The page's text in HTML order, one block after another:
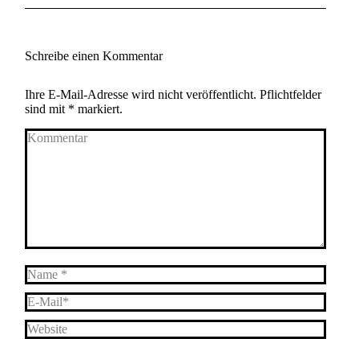
Schreibe einen Kommentar
Ihre E-Mail-Adresse wird nicht veröffentlicht. Pflichtfelder
sind mit * markiert.
Kommentar
Name *
E-Mail *
Website